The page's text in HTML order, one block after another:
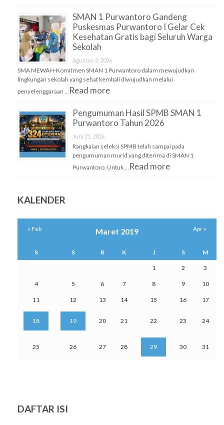
SMAN 1 Purwantoro Gandeng
Puskesmas Purwantoro I Gelar Cek
Kesehatan Gratis bagi Seluruh Warga
Sekolah
Agustus 3, 2026
SMA MEWAH-Komitmen SMAN 1 Purwantoro dalam mewujudkan
lingkungan sekolah yang sehat kembali diwujudkan melalui
penyelenggaraan …
Read more
Pengumuman Hasil SPMB SMAN 1
Purwantoro Tahun 2026
Juni 21, 2026
Rangkaian seleksi SPMB telah sampai pada
pengumuman murid yang diterima di SMAN 1
Purwantoro. Untuk …
Read more
KALENDER
Maret 2019
S S R K J S M
1 2 3
4 5 6 7 8 9 10
11 12 13 14 15 16 17
18 19 20 21 22 23 24
25 26 27 28 29 30 31
« Feb Apr »
DAFTAR ISI